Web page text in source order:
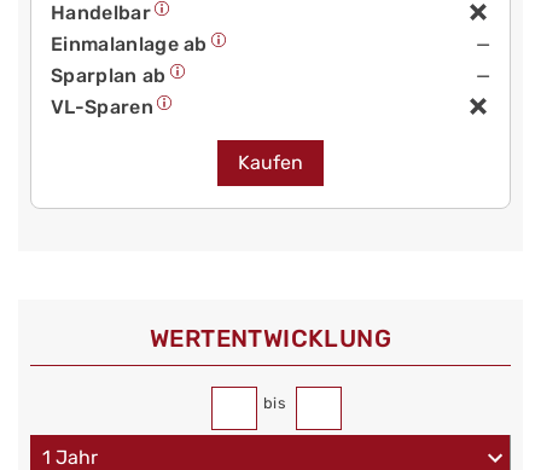
Handelbar
Einmalanlage ab
—
Sparplan ab
—
VL-Sparen
Kaufen
WERT­ENTWICKLUNG
bis